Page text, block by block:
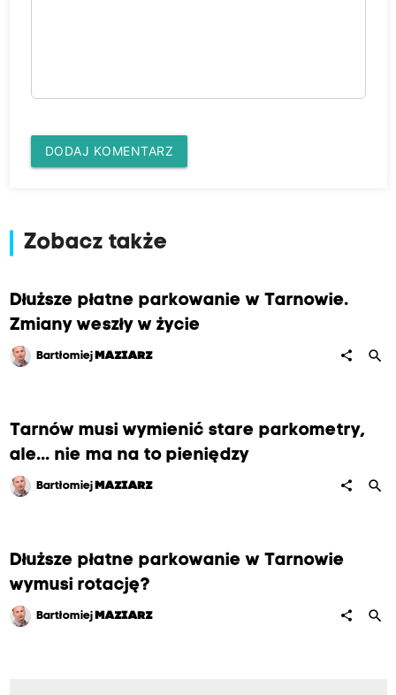
DODAJ KOMENTARZ
Zobacz także
Dłuższe płatne parkowanie w Tarnowie.
Zmiany weszły w życie
Bartłomiej MAZIARZ share search
Tarnów musi wymienić stare parkometry,
ale... nie ma na to pieniędzy
Bartłomiej MAZIARZ share search
Dłuższe płatne parkowanie w Tarnowie
wymusi rotację?
Bartłomiej MAZIARZ share search